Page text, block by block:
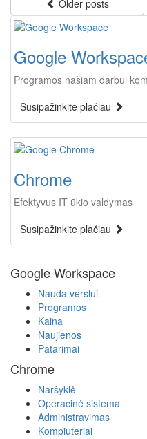
Older posts
Google
Programos našiam darbui
Susipažinkite plačiau
Chrome
Efektyvus IT ūkio valdymas
Susipažinkite plačiau
Google Workspace
Nauda verslui
Programos
Kaina
Naujienos
Patarimai
Chrome
Naršyklė
Operacinė sistema
Administravimas
Kompiuteriai